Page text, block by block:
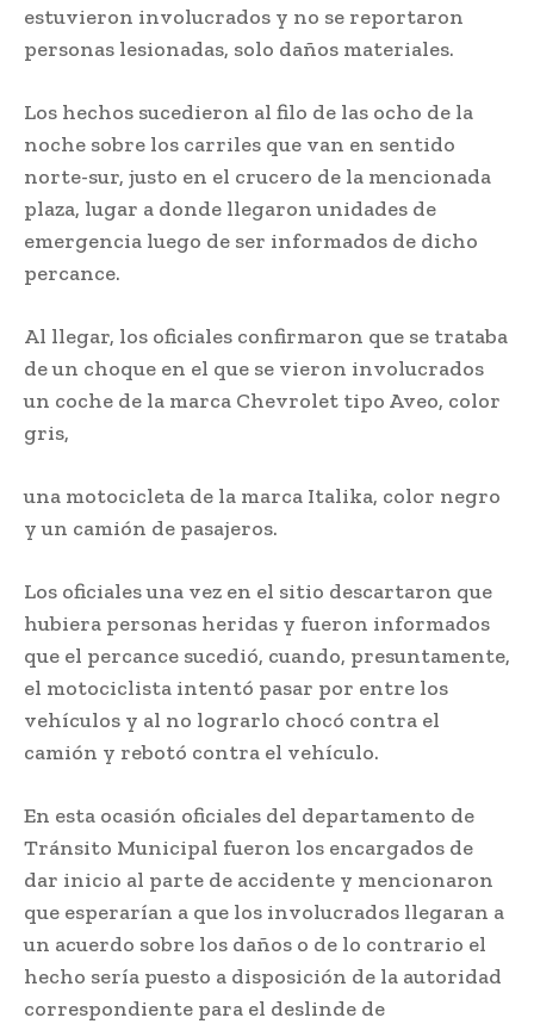
estuvieron involucrados y no se reportaron
personas lesionadas, solo daños materiales.
Los hechos sucedieron al filo de las ocho de la
noche sobre los carriles que van en sentido
norte-sur, justo en el crucero de la mencionada
plaza, lugar a donde llegaron unidades de
emergencia luego de ser informados de dicho
percance.
Al llegar, los oficiales confirmaron que se trataba
de un choque en el que se vieron involucrados
un coche de la marca Chevrolet tipo Aveo, color
gris,
una motocicleta de la marca Italika, color negro
y un camión de pasajeros.
Los oficiales una vez en el sitio descartaron que
hubiera personas heridas y fueron informados
que el percance sucedió, cuando, presuntamente,
el motociclista intentó pasar por entre los
vehículos y al no lograrlo chocó contra el
camión y rebotó contra el vehículo.
En esta ocasión oficiales del departamento de
Tránsito Municipal fueron los encargados de
dar inicio al parte de accidente y mencionaron
que esperarían a que los involucrados llegaran a
un acuerdo sobre los daños o de lo contrario el
hecho sería puesto a disposición de la autoridad
correspondiente para el deslinde de